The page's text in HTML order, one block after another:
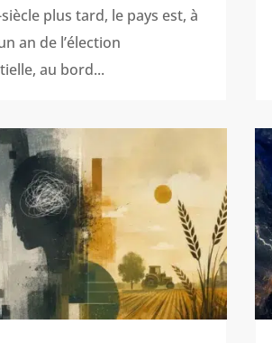
plus tard, le pays est, à
an de l’élection
au bord...